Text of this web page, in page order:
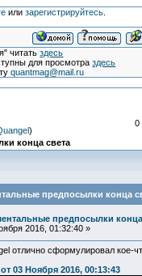
или зарегистрируйтесь.
читатьздесь
для просмотраздесь
quantmag@mail.ru
)
конца света
0
предпосылки конца
предпосылки конца
2016, 01:32:40 »
отлично сформулировал кое-
03 Ноября 2016, 00:13:43